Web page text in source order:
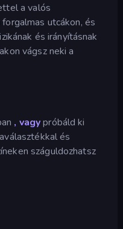
a valós
utcákon, és
és irányításnak
vágsz neki a
, vagypróbáld ki
és
száguldozhatsz